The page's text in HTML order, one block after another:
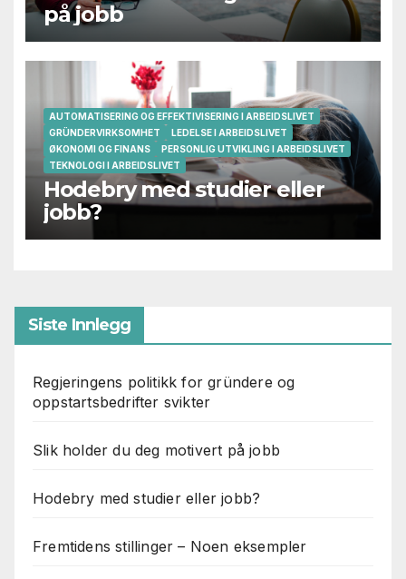
på jobb
AUTOMATISERING OG EFFEKTIVISERING I ARBEIDSLIVET
GRÜNDERVIRKSOMHET
LEDELSE I ARBEIDSLIVET
ØKONOMI OG FINANS
PERSONLIG UTVIKLING I ARBEIDSLIVET
TEKNOLOGI I ARBEIDSLIVET
Hodebry med studier eller
jobb?
Siste Innlegg
Regjeringens politikk for gründere og
oppstartsbedrifter svikter
Slik holder du deg motivert på jobb
Hodebry med studier eller jobb?
Fremtidens stillinger – Noen eksempler